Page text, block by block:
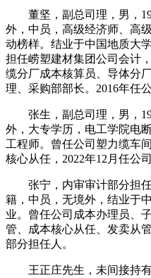
董坚，副总司理，男，
外，中员，高级经济师、高
动榜样。结业于中国地质大
担任崂塑建材集团公司会计
缆分厂成本核算员、导体分
理、采购部部长。2016年任
张生，副总司理，男，
外，大专学历，电工学院电
工程师。曾任公司塑力缆车
核心从任，2022年12月任公
张宁，内审审计部分担任
籍，中员，无境外，结业于
业。曾任公司成本办理员、
管、成本核心从任、发卖从
部分担任人。
王正庄先生，未间接持有